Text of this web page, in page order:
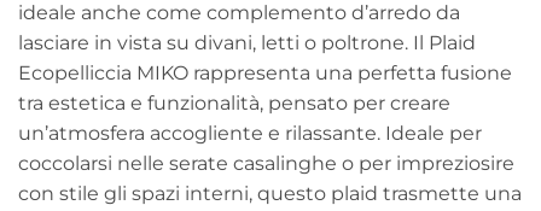
ideale anche come complemento d’arredo da
lasciare in vista su divani, letti o poltrone. Il Plaid
Ecopelliccia MIKO rappresenta una perfetta fusione
tra estetica e funzionalità, pensato per creare
un’atmosfera accogliente e rilassante. Ideale per
coccolarsi nelle serate casalinghe o per impreziosire
con stile gli spazi interni, questo plaid trasmette una